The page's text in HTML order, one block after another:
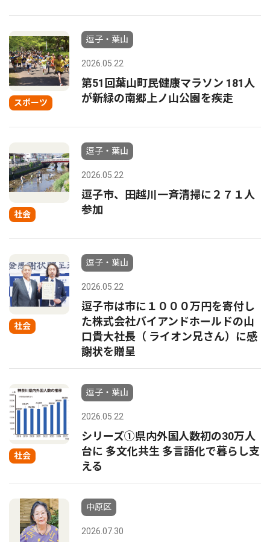
スポーツ
逗子・葉山
2026.05.22
第51回葉山町民健康マラソン 181人
が新緑の南郷上ノ山公園を疾走
社会
逗子・葉山
2026.05.22
逗子市、田越川一斉清掃に２７１人
参加
社会
逗子・葉山
2026.05.22
逗子市は市に１０００万円を寄付し
た株式会社バイアンドホールドの山
口貴大社長（ ライオン兄さん）に感
謝状を贈呈
社会
逗子・葉山
2026.05.22
シリーズ①県内外国人数初の30万人
台に 多文化共生 多言語化で暮らし支
える
中原区
2026.07.30